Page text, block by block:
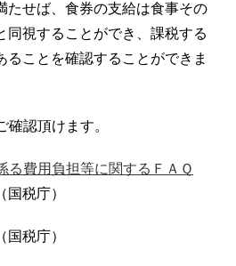
たせば、食券の支給は食事その
同視することができ、課税する
ることを確認することができま
認頂けます。
る費用負担等に関するＦＡＱ
（国税庁）
（国税庁）